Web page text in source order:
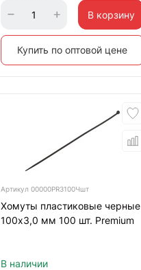
В корзину
Купить по оптовой цене
Артикул00000PR3100Чшт
Хомуты пластиковые черные
100х3,0 мм 100 шт. Premium
В наличии